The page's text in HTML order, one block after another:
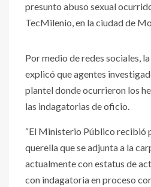
presunto abuso sexual
TecMilenio, en la ciudad de
Por medio de redes sociales,
explicó que agentes
plantel donde ocurrieron los
las indagatorias de oficio.
“El Ministerio Público recibió
querella que se adjunta a la
actualmente con estatus de
con indagatoria en proceso